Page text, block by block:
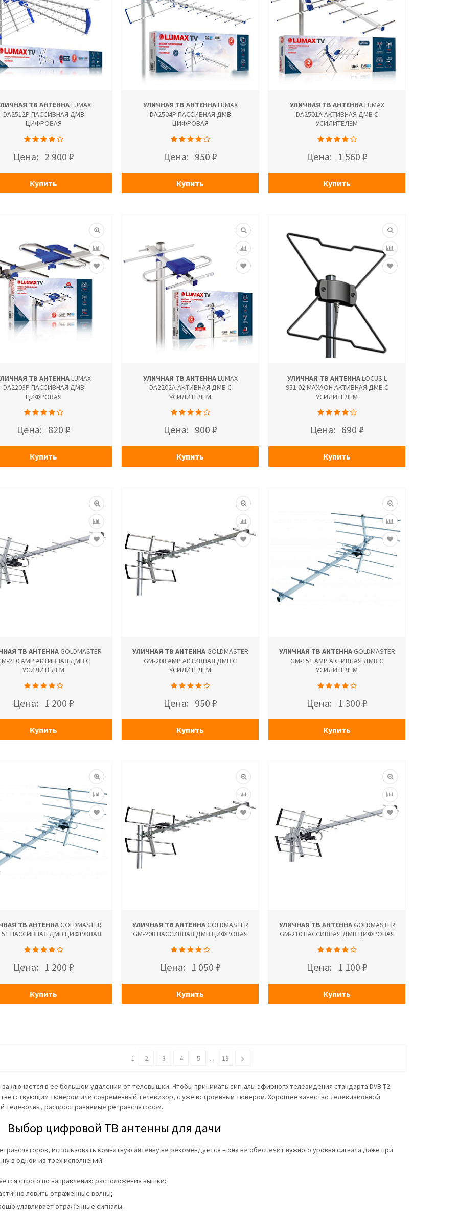
ТВ АНТЕННАLUMAX
DA2512P ПАССИВНАЯ ДМВ
ЦИФРОВАЯ
Цена: 2 900 ₽
Купить
УЛИЧНАЯ ТВ АНТЕННАLUMAX
DA2504P ПАССИВНАЯ ДМВ
ЦИФРОВАЯ
Цена: 950 ₽
Купить
УЛИЧНАЯ ТВ АНТЕННАLUMAX
DA2501A АКТИВНАЯ ДМВ С
УСИЛИТЕЛЕМ
Цена: 1 560 ₽
Купить
ТВ АНТЕННАLUMAX
DA2203P ПАССИВНАЯ ДМВ
ЦИФРОВАЯ
Цена: 820 ₽
Купить
УЛИЧНАЯ ТВ АНТЕННАLUMAX
DA2202A АКТИВНАЯ ДМВ С
УСИЛИТЕЛЕМ
Цена: 900 ₽
Купить
УЛИЧНАЯ ТВ АНТЕННАLOCUS L
951.02 МАХАОН АКТИВНАЯ ДМВ С
УСИЛИТЕЛЕМ
Цена: 690 ₽
Купить
ТВ АНТЕННАGOLDMASTER
210 AMP АКТИВНАЯ ДМВ С
УСИЛИТЕЛЕМ
Цена: 1 200 ₽
Купить
УЛИЧНАЯ ТВ АНТЕННАGOLDMASTER
GM-208 AMP АКТИВНАЯ ДМВ С
УСИЛИТЕЛЕМ
Цена: 950 ₽
Купить
УЛИЧНАЯ ТВ АНТЕННАGOLDMASTER
GM-151 AMP АКТИВНАЯ ДМВ С
УСИЛИТЕЛЕМ
Цена: 1 300 ₽
Купить
ТВ АНТЕННАGOLDMASTER
ПАССИВНАЯ ДМВ ЦИФРОВАЯ
Цена: 1 200 ₽
Купить
УЛИЧНАЯ ТВ АНТЕННАGOLDMASTER
GM-208 ПАССИВНАЯ ДМВ ЦИФРОВАЯ
Цена: 1 050 ₽
Купить
УЛИЧНАЯ ТВ АНТЕННАGOLDMASTER
GM-210 ПАССИВНАЯ ДМВ ЦИФРОВАЯ
Цена: 1 100 ₽
Купить
1 2 3 4 5 ... 13
в ее большом удалении от телевышки. Чтобы принимать сигналы эфирного телевидения стандарта DVB-T2
тюнером или современный телевизор, с уже встроенным тюнером. Хорошее качество телевизионной
телеволны, распространяемые ретранслятором.
Выбор цифровой ТВ антенны для дачи
использовать комнатную антенну не рекомендуется – она не обеспечит нужного уровня сигнала даже при
в одном из трех исполнений:
строго по направлению расположения вышки;
ловить отраженные волны;
улавливает отраженные сигналы.